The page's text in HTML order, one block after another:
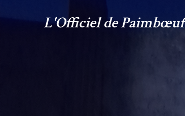
L'Officiel de Paimbœuf